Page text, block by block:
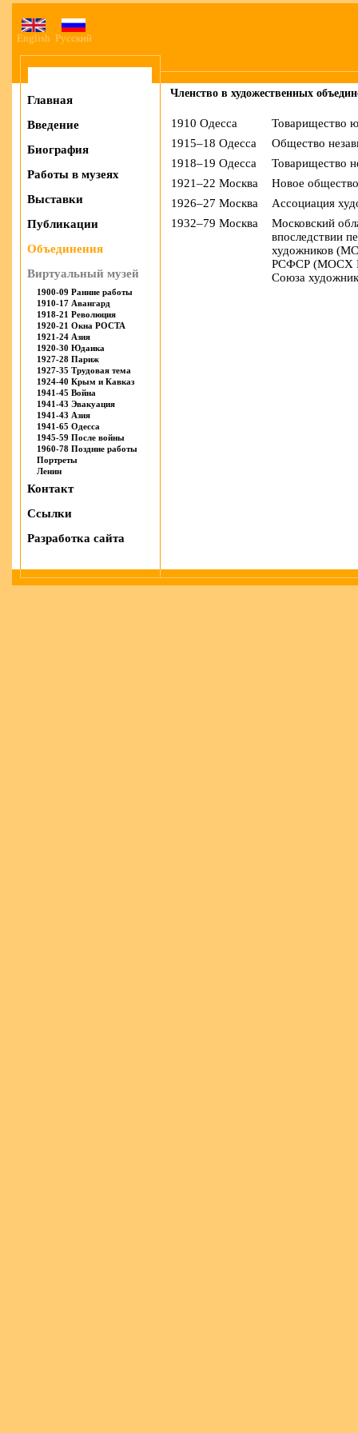
English Русский
Главная
Введение
Биография
Работы в музеях
Выставки
Публикации
Объединения
Виртуальный музей
1900-09 Ранние работы
1910-17 Авангард
1918-21 Революция
1920-21 Окна РОСТА
1921-24 Азия
1920-30 Юдаика
1927-28 Париж
1927-35 Трудовая тема
1924-40 Крым и Кавказ
1941-45 Война
1941-43 Эвакуация
1941-43 Азия
1941-65 Одесса
1945-59 После войны
1960-78 Поздние работы
Портреты
Ленин
Контакт
Ссылки
Разработка сайта
Членство в художественных
1910 Одесса
Товарищество
1915–18 Одесса
Общество
1918–19 Одесса
Товарищество
1921–22 Москва
Новое
1926–27 Москва
Ассоциация
1932–79 Москва
Московский
впоследствии
художников
РСФСР (МОСХ
Союза